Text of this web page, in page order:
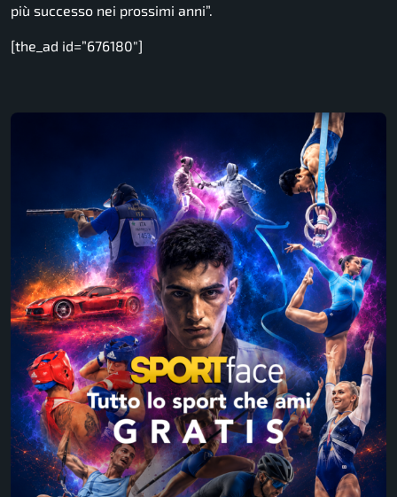
più successo nei prossimi anni”.
[the_ad id=”676180″]